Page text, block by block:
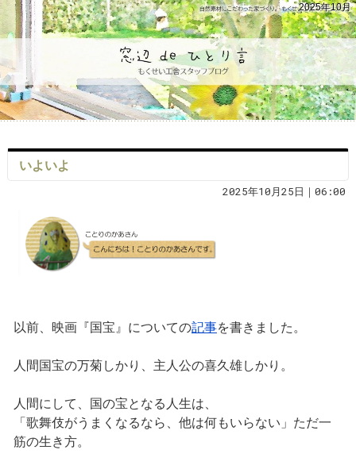
2025年10月
いよいよ
2025年10月25日｜06:00
以前、映画『国宝』についての記事を書きました。
人間国宝の万菊しかり、主人公の喜久雄しかり。
人間にして、国の宝となる人生は、
「歌舞伎がうまくなるなら、他は何もいらない」ただ一
筋の生き方。